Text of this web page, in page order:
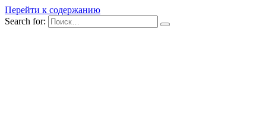
Перейти к содержанию
Search for: